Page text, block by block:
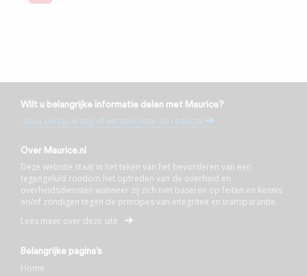
Wilt u belangrijke informatie delen met Maurice?
Stuur uw tip, vraag of verzoek naar de redactie
Over Maurice.nl
Deze website staat in het teken van het bevorderen van een
tegengeluid rondom het optreden van de overheid en
overheidsdiensten wanneer zij zich niet baseren op feiten en kennis
en/of zondigen tegen de principes van integriteit en transparantie.
Lees meer over deze site
Belangrijke pagina’s
Home